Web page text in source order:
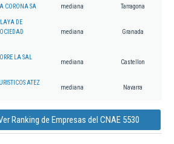
CORONA SA mediana Tarragona
DE
mediana Granada
LA SAL
mediana Castellon
ATEZ
mediana Navarra
Ranking de Empresas del CNAE 5530